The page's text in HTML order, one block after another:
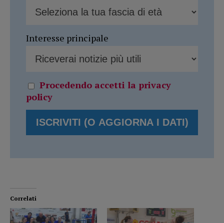
Interesse principale
Procedendo accetti la privacy
policy
Correlati